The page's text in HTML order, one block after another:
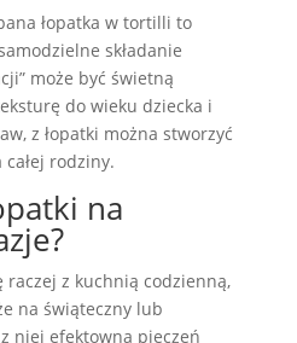
łopatka w tortilli to
składanie
może być świetną
do wieku dziecka i
z łopatki można stworzyć
rodziny.
na
raczej z kuchnią codzienną,
na świąteczny lub
niej efektowną pieczeń